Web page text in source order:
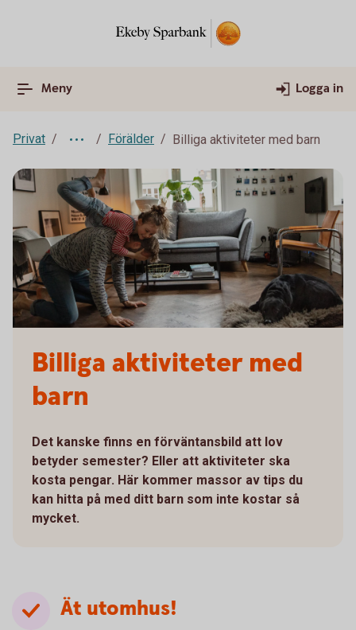
Meny Logga in
Privat Förälder Billiga aktiviteter med barn
Billiga aktiviteter med
barn
Det kanske finns en förväntansbild att lov
betyder semester? Eller att aktiviteter ska
kosta pengar. Här kommer massor av tips du
kan hitta på med ditt barn som inte kostar så
mycket.
Ät utomhus!